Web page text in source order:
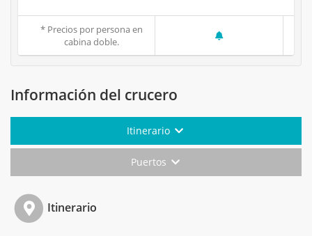
* Precios por persona en
cabina doble.
Información del crucero
Itinerario
Puertos
Itinerario